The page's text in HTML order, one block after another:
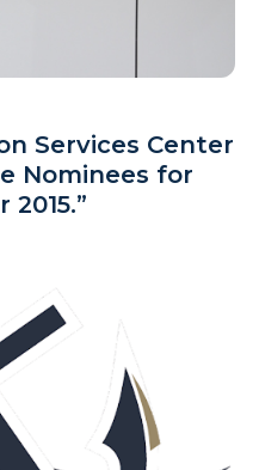
Services Center
Nominees for